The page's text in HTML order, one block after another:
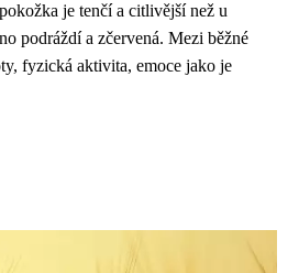
je tenčí a citlivější než u
podráždí a zčervená. Mezi běžné
fyzická aktivita, emoce jako je